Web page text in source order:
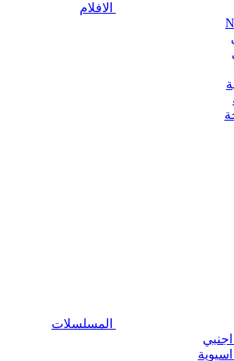
الافلام
المسلسلات